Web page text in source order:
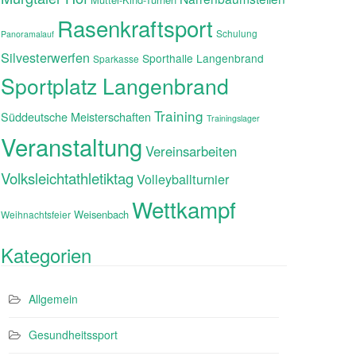
Panoramalauf Rasenkraftsport Schulung
Silvesterwerfen Sparkasse Sporthalle Langenbrand
Sportplatz Langenbrand
Süddeutsche Meisterschaften Training Trainingslager
Veranstaltung Vereinsarbeiten
Volksleichtathletiktag Volleyballturnier
Weihnachtsfeier Weisenbach Wettkampf
Kategorien
Allgemein
Gesundheitssport